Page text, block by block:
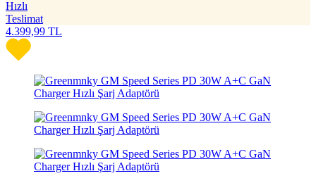
Hızlı
Teslimat
4.399,99 TL